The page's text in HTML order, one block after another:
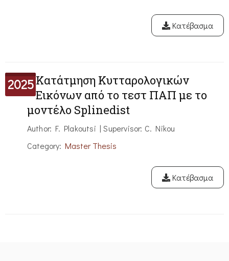
Κατέβασμα
2025Κατάτμηση Κυτταρολογικών
Εικόνων από το τεστ ΠΑΠ με το
μοντέλο Splinedist
Author: F. Plakoutsi | Supervisor: C. Nikou
Category: Master Thesis
Κατέβασμα